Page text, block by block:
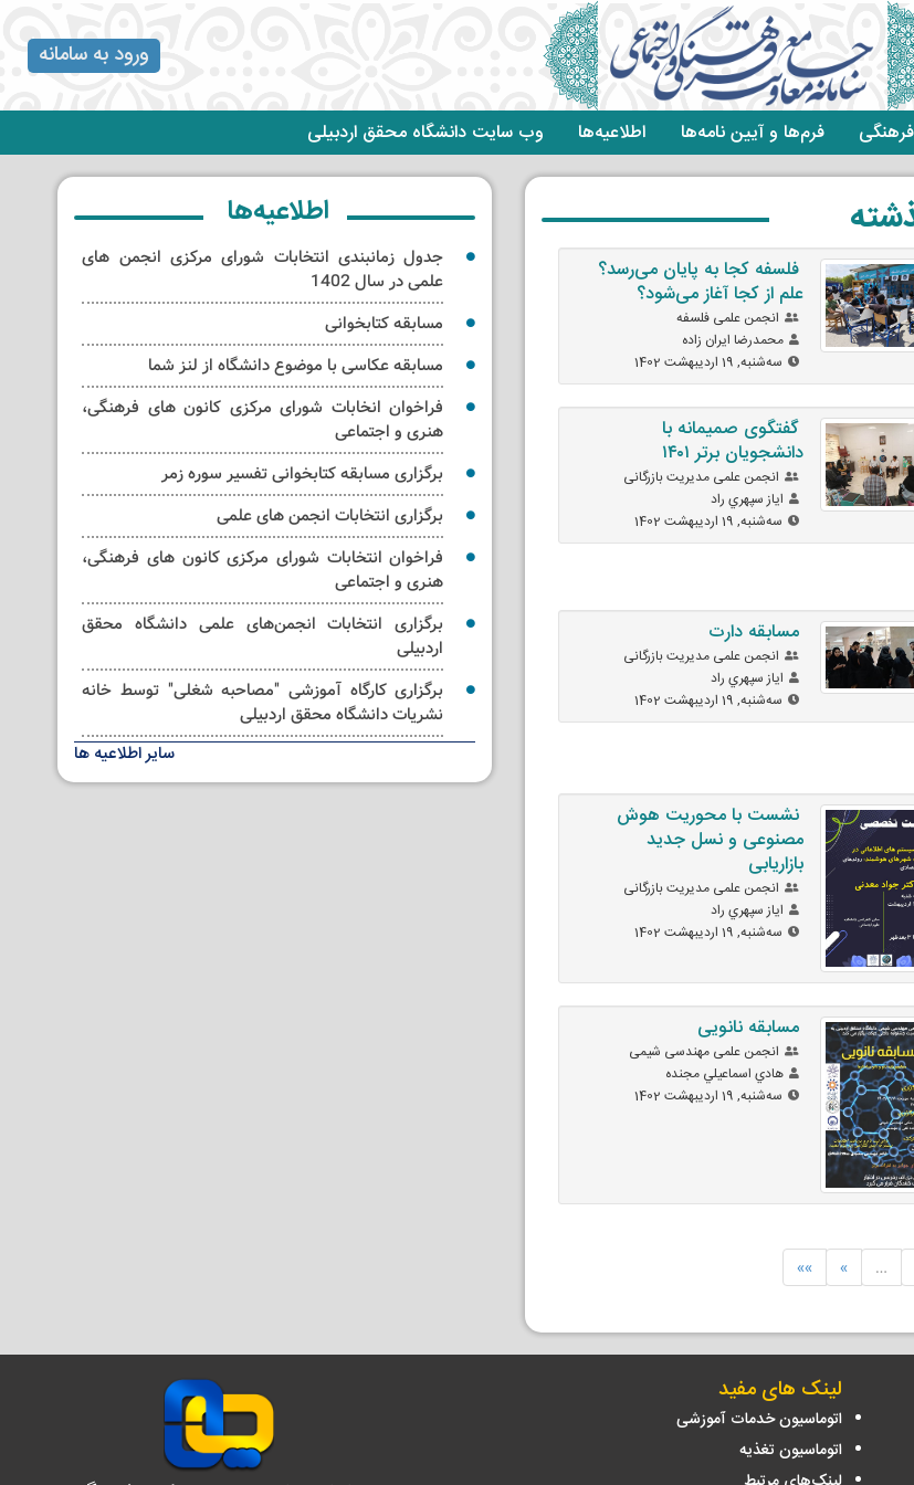
ورود به سامانه
فرم‌ها و آیین نامه‌ها اطلاعیه‌ها وب سایت دانشگاه محقق اردبیلی
فلسفه کجا به پایان می‌رسد؟
علم از کجا آغاز می‌شود؟
انجمن علمی فلسفه
محمدرضا ايران زاده
ﺳﻪشنبه, 19 اردیبهشت 1402
گفتگوی صمیمانه با
دانشجویان برتر ۱۴۰۱
انجمن علمی مدیریت بازرگانی
اياز سپهري راد
ﺳﻪشنبه, 19 اردیبهشت 1402
مسابقه دارت
انجمن علمی مدیریت بازرگانی
اياز سپهري راد
ﺳﻪشنبه, 19 اردیبهشت 1402
نشست با محوریت هوش
مصنوعی و نسل جدید
بازاریابی
انجمن علمی مدیریت بازرگانی
اياز سپهري راد
ﺳﻪشنبه, 19 اردیبهشت 1402
مسابقه نانویی
انجمن علمی مهندسی شیمی
هادي اسماعيلي مجنده
ﺳﻪشنبه, 19 اردیبهشت 1402
…
»
»»
اطلاعیه‌ها
جدول زمانبندی انتخابات شورای مرکزی انجمن های
علمی در سال 1402
مسابقه کتابخوانی
مسابقه عکاسی با موضوع دانشگاه از لنز شما
فراخوان انخابات شورای مرکزی کانون های فرهنگی،
هنری و اجتماعی
برگزاری مسابقه کتابخوانی تفسیر سوره زمر
برگزاری انتخابات انجمن های علمی
فراخوان انتخابات شورای مرکزی کانون های فرهنگی،
هنری و اجتماعی
برگزاری انتخابات انجمن‌های علمی دانشگاه محقق
اردبیلی
برگزاری کارگاه آموزشی "مصاحبه شغلی" توسط خانه
نشریات دانشگاه محقق اردبیلی
کلاس مجازی آموزشی ترتیل خوانی قرآن کریم ویژه
استادان و کارکنان
سایر اطلاعیه ها
لینک های مفید
اتوماسیون خدمات آموزشی
اتوماسیون تغذیه